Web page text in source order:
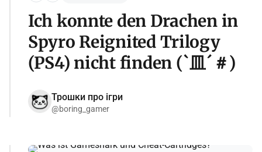
Ich konnte den Drachen in
Spyro Reignited Trilogy
(PS4) nicht finden (`皿´＃)
Трошки про ігри
@boring_gamer